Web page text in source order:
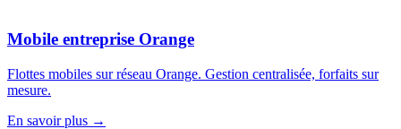
Mobile entreprise Orange
Flottes mobiles sur réseau Orange. Gestion centralisée, forfaits sur
mesure.
En savoir plus →